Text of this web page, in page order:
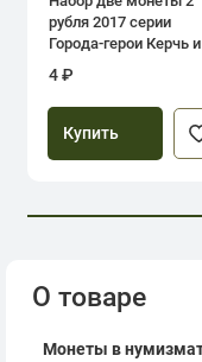
рубля 2017 серии
Города-герои Керчь и
4 ₽
Купить
О товаре
Монеты в